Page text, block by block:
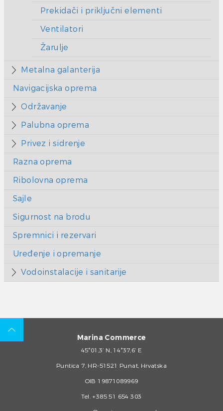
Prekidači i priključni elementi
Ventilatori
Žarulje
Metalna galanterija
Navigacijska oprema
Održavanje
Palubna oprema
Privez i sidrenje
Razna oprema
Ribolovna oprema
Sajle
Sigurnost na brodu
Spremnici i rezervari
Uređenje i opremanje
Vodoinstalacije i sanitarije
Marina Commerce
45°01,3’ N, 14°37,6’ E
Puntica 7, HR-51521 Punat, Hrvatska
OIB 19871089969
Tel. +385 51 654 303